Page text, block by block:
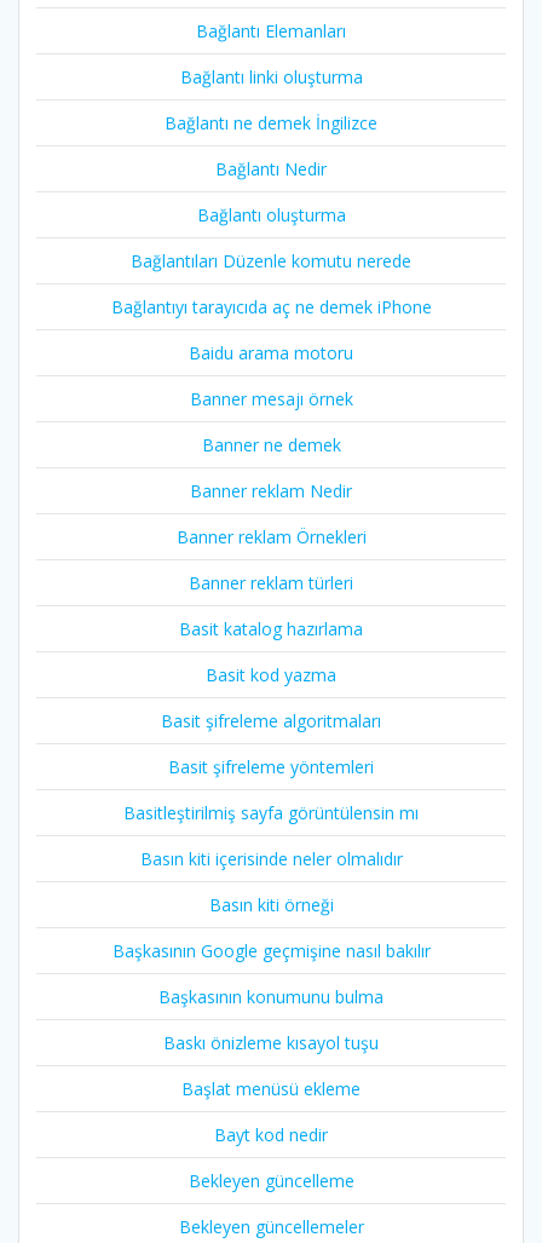
Bağlantı Elemanları
Bağlantı linki oluşturma
Bağlantı ne demek İngilizce
Bağlantı Nedir
Bağlantı oluşturma
Bağlantıları Düzenle komutu nerede
Bağlantıyı tarayıcıda aç ne demek iPhone
Baidu arama motoru
Banner mesajı örnek
Banner ne demek
Banner reklam Nedir
Banner reklam Örnekleri
Banner reklam türleri
Basit katalog hazırlama
Basit kod yazma
Basit şifreleme algoritmaları
Basit şifreleme yöntemleri
Basitleştirilmiş sayfa görüntülensin mı
Basın kiti içerisinde neler olmalıdır
Basın kiti örneği
Başkasının Google geçmişine nasıl bakılır
Başkasının konumunu bulma
Baskı önizleme kısayol tuşu
Başlat menüsü ekleme
Bayt kod nedir
Bekleyen güncelleme
Bekleyen güncellemeler